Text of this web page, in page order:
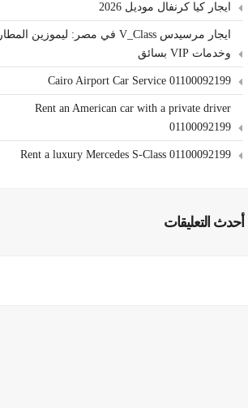
ايجار كيا كرنفال موديل 2026
ايجار مرسيدس V_Class في مصر: ليموزين المطار
وخدمات VIP بسائق
Cairo Airport Car Service 01100092199
Rent an American car with a private driver
01100092199
Rent a luxury Mercedes S-Class 01100092199
أحدث التعليقات